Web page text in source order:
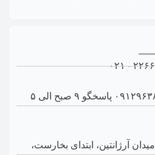
شماره همراه: ۰۹۱۲۹۶۳۸۸۱۸ پاسخگو ۹ صبح الی ۵
آدرس دفتر: تهران، ‎میدان آرژانتین، ابتدای بخارست،